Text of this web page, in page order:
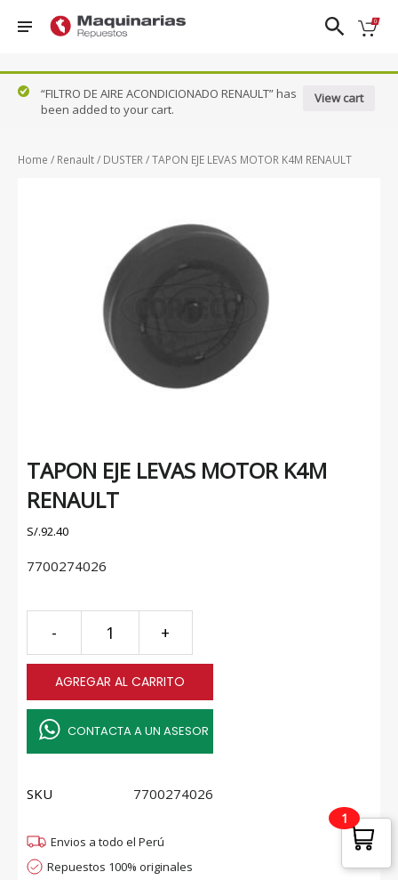
Nissan
Ford
NAVARA
QASHQAI
SENTRA
CLASICO
URVAN
View cart
“FILTRO DE AIRE ACONDICIONADO RENAULT” has
been added to your cart.
Home / Renault/ DUSTER/ TAPON EJE LEVAS MOTOR K4M RENAULT
TAPON EJE LEVAS MOTOR K4M
RENAULT
S/.92.40
7700274026
-
LEVAS
MOTOR
K4M
RENAULT
quantity
+
AGREGAR AL CARRITO
CONTACTA A UN ASESOR
SKU 7700274026
Envios a todo el Perú
Repuestos 100% originales
1